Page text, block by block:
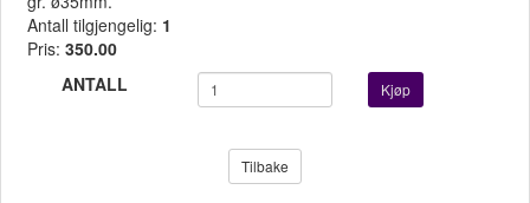
Antall tilgjengelig: 1
Pris: 350.00
ANTALL
Kjøp
Tilbake